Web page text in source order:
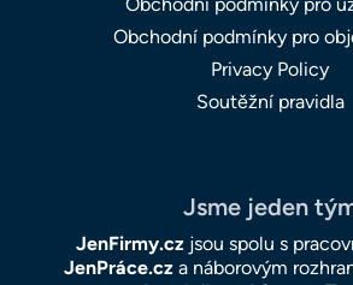
Obchodní podmínky pro
Obchodní podmínky pro
Privacy Policy
Soutěžní pravidla
Jsme jeden
JenFirmy.czjsou spolu s
JenPráce.cza náborovým